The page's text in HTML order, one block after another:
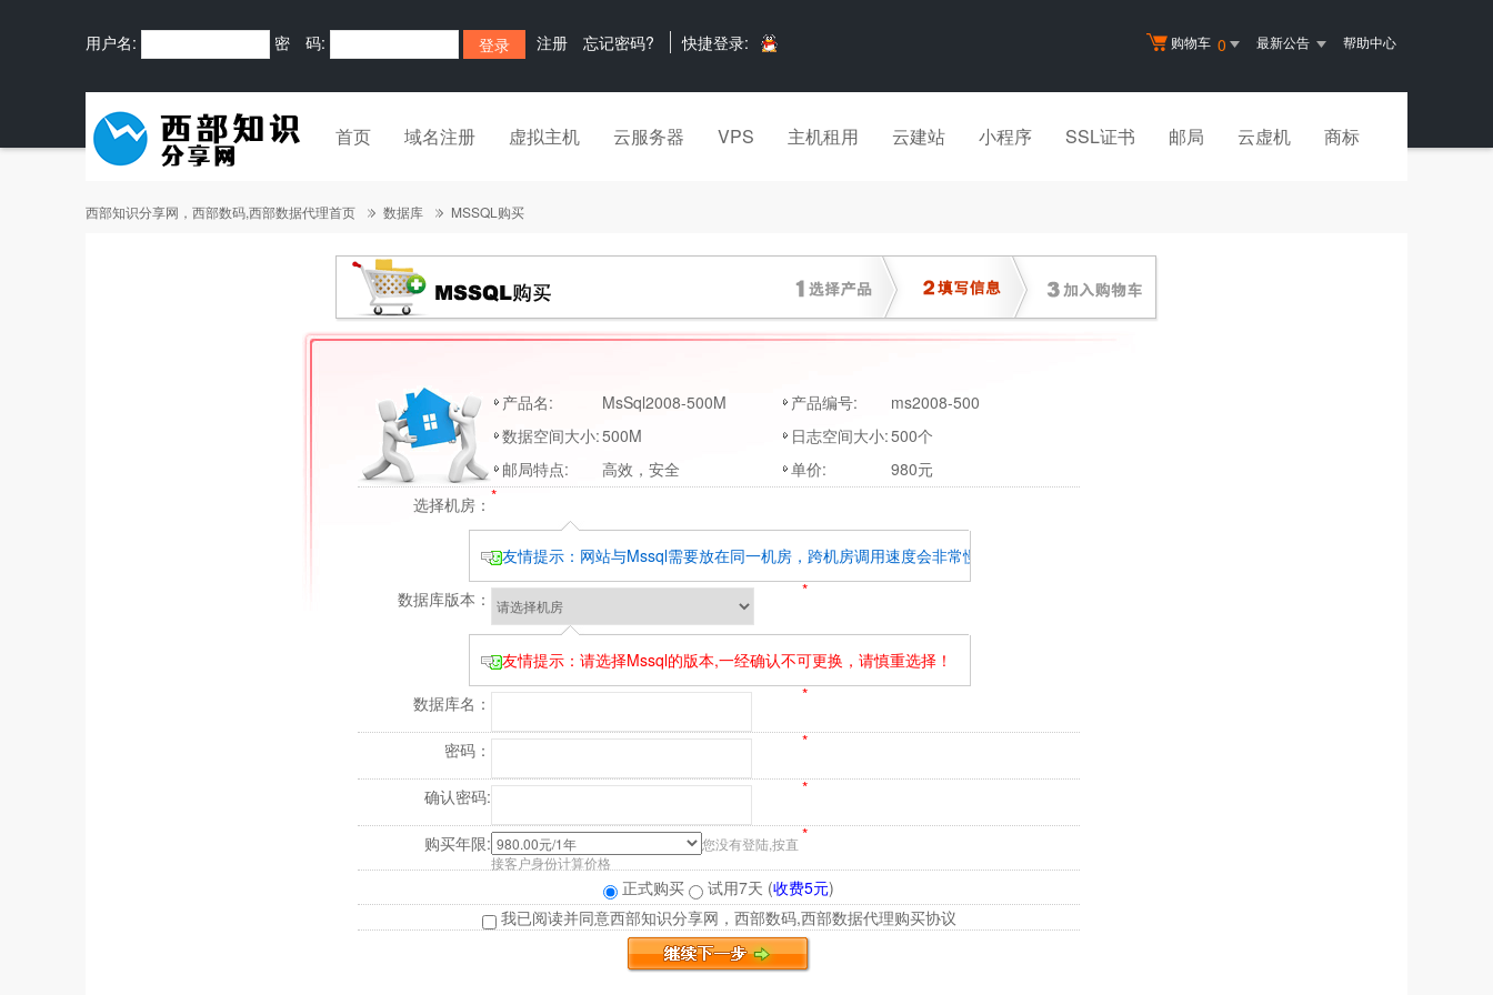
购物车 0 最新公告 帮助中心
用户名: 密 码: 注册 忘记密码? 快捷登录:
首页 域名注册 虚拟主机 云服务器 VPS 主机租用 云建站 小程序 SSL证书 邮局 云虚机 商标
西部知识分享网，西部数码,西部数据代理首页 数据库 MSSQL购买
产品名: MsSql2008-500M 产品编号:
ms2008-500
数据空间大小:500M 日志空间大小:500个
邮局特点:
高效，安全 单价:
980元
选择机房： *
友情提示：网站与Mssql需要放在同一机房，跨机房调用速度会非常慢
数据库版本：
*
友情提示：请选择Mssql的版本,一经确认不可更换，请慎重选择！
数据库名：
*
密码： *
确认密码: *
购买年限:
您没有登陆,按直
接客户身份计算价格
*
正式购买 试用7天 (收费5元)
我已阅读并同意西部知识分享网，西部数码,西部数据代理购买协议